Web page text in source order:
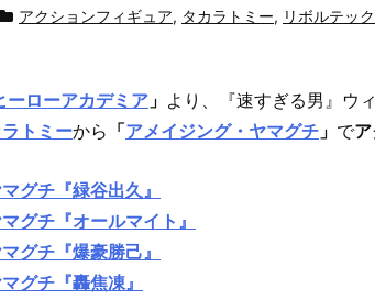
アクションフィギュア, タカラトミー, リボルテック
ーローアカデミア 」 より、『速すぎる男』ウ
トミーから 「アメイジング・ヤマグチ 」 で
グチ『緑谷出久』
グチ『オールマイト』
グチ『爆豪勝己』
グチ『轟焦凍』